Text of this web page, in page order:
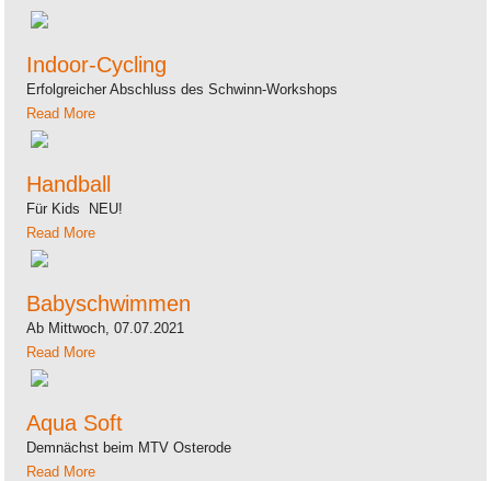
Indoor-Cycling
Erfolgreicher Abschluss des Schwinn-Workshops
Read More
Handball
Für Kids NEU!
Read More
Babyschwimmen
Ab Mittwoch, 07.07.2021
Read More
Aqua Soft
Demnächst beim MTV Osterode
Read More